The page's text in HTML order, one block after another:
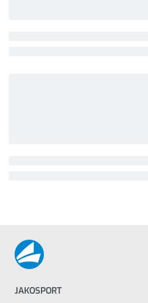
JAKOSPORT